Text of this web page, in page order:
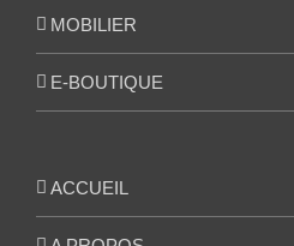
MOBILIER
E-BOUTIQUE
ACCUEIL